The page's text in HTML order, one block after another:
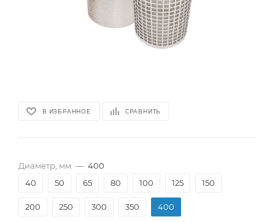
В ИЗБРАННОЕ СРАВНИТЬ
Диаметр, мм — 400
40
50 65 80 100 125 150
200 250 300 350 400